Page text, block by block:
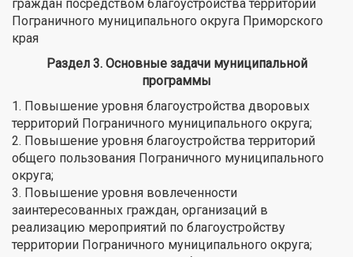
граждан посредством благоустройства территорий
Пограничного муниципального округа Приморского
края
Раздел 3. Основные задачи муниципальной
программы
1. Повышение уровня благоустройства дворовых
территорий Пограничного муниципального округа;
2. Повышение уровня благоустройства территорий
общего пользования Пограничного муниципального
округа;
3. Повышение уровня вовлеченности
заинтересованных граждан, организаций в
реализацию мероприятий по благоустройству
территории Пограничного муниципального округа;